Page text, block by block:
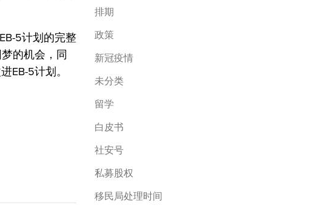
5计划的完整
的机会，同
EB-5计划。
排期
政策
新冠疫情
未分类
留学
白皮书
社安号
私募股权
移民局处理时间